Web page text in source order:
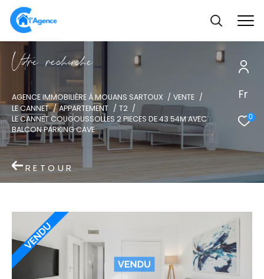
Fr
0
Vore recece
AGENCE IMMOBILIÈRE À MOUANS SARTOUX
VENTE
LE CANNET
APPARTEMENT
T2
LE CANNET COUGOUSSOLLES 2 PIECES DE 43 54M AVEC
BALCON PARKING CAVE
RETOUR